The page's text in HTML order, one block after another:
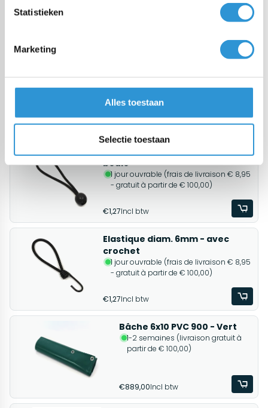
Statistieken
Marketing
Alles toestaan
Selectie toestaan
Ourlet soudé tout autour et équipé des œillets en inox diam. intérieure
2x3 | 3x4 | 3x5 | 4x6 | 5x6 | 6x8 | 6x10 | 8x10 | 9x9 | 10x12
devis pour une bâche en PVC 900 sur mesure.
Produits associés
Elastique diam. 6mm - avec
boule
1 jour ouvrable (frais de livraison € 8,95
- gratuit à partir de € 100,00)
€1,27Incl btw
Elastique diam. 6mm - avec
crochet
1 jour ouvrable (frais de livraison € 8,95
- gratuit à partir de € 100,00)
€1,27Incl btw
Bâche 6x10 PVC 900 - Vert
1-2 semaines (livraison gratuit à
partir de € 100,00)
€889,00Incl btw